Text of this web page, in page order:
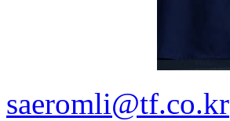
saeromli@tf.co.kr